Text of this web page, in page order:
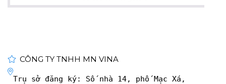
CÔNG TY TNHH MN VINA
Trụ sở đăng ký: Số nhà 14, phố Mạc Xá,